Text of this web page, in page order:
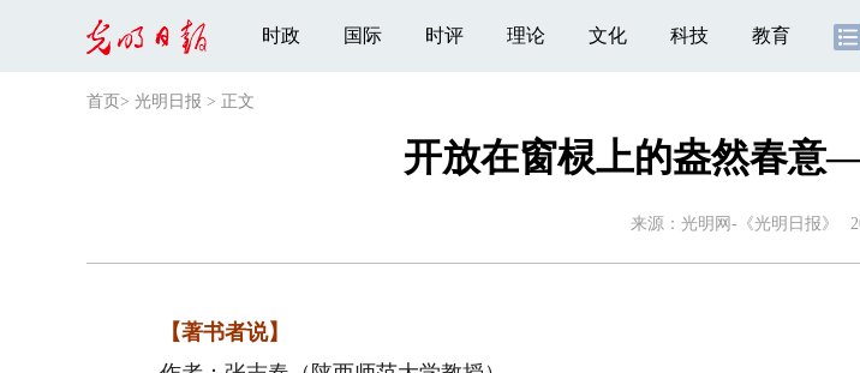
时政 国际 时评 理论 文化 科技 教育
首页 > 光明日报 > 正文
开放在窗棂上的盎然春
来源： 光明网-《光明日报》
【著书者说】